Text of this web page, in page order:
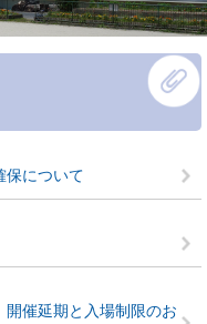
保について
催延期と入場制限のお